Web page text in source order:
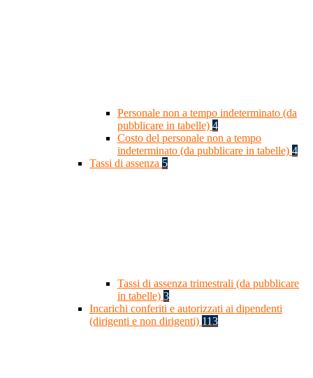
Personale non a tempo indeterminato (da
pubblicare in tabelle) 4
Costo del personale non a tempo
indeterminato (da pubblicare in tabelle) 4
Tassi di assenza 5
Tassi di assenza trimestrali (da pubblicare
in tabelle) 3
Incarichi conferiti e autorizzati ai dipendenti
(dirigenti e non dirigenti) 113